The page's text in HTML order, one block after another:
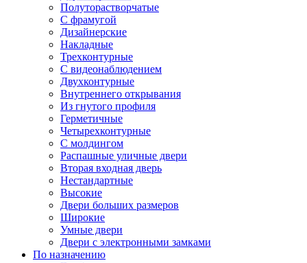
Полуторастворчатые
С фрамугой
Дизайнерские
Накладные
Трехконтурные
С видеонаблюдением
Двухконтурные
Внутреннего открывания
Из гнутого профиля
Герметичные
Четырехконтурные
С молдингом
Распашные уличные двери
Вторая входная дверь
Нестандартные
Высокие
Двери больших размеров
Широкие
Умные двери
Двери с электронными замками
По назначению